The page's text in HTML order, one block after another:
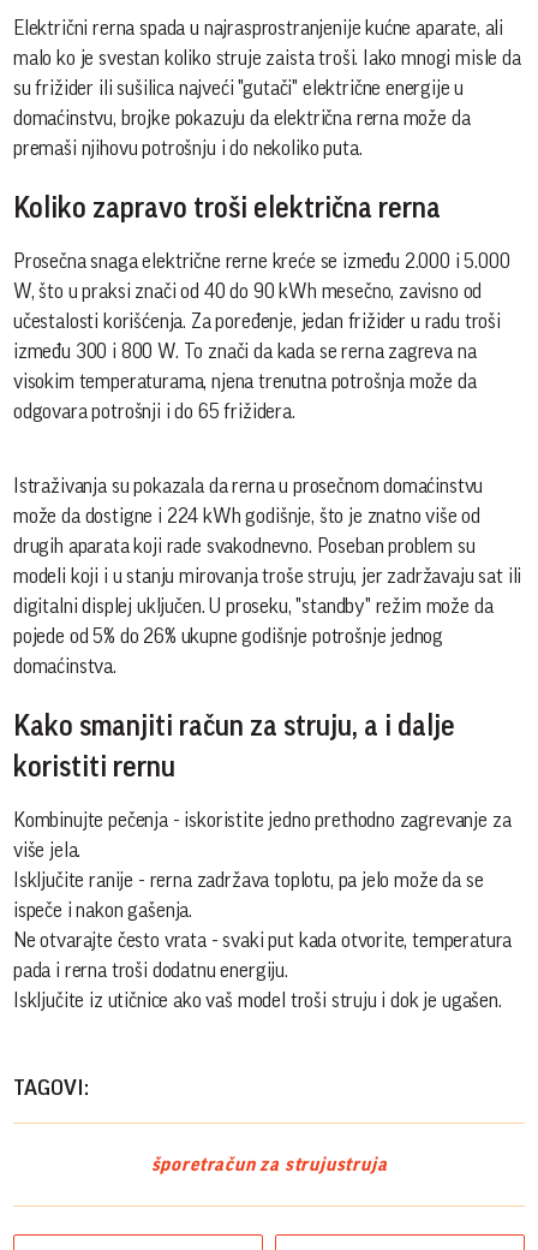
Električni rerna spada u najrasprostranjenije kućne aparate, ali
malo ko je svestan koliko struje zaista troši. Iako mnogi misle da
su frižider ili sušilica najveći "gutači" električne energije u
domaćinstvu, brojke pokazuju da električna rerna može da
premaši njihovu potrošnju i do nekoliko puta.
Koliko zapravo troši električna rerna
Prosečna snaga električne rerne kreće se između 2.000 i 5.000
W, što u praksi znači od 40 do 90 kWh mesečno, zavisno od
učestalosti korišćenja. Za poređenje, jedan frižider u radu troši
između 300 i 800 W. To znači da kada se rerna zagreva na
visokim temperaturama, njena trenutna potrošnja može da
odgovara potrošnji i do 65 frižidera.
Istraživanja su pokazala da rerna u prosečnom domaćinstvu
može da dostigne i 224 kWh godišnje, što je znatno više od
drugih aparata koji rade svakodnevno. Poseban problem su
modeli koji i u stanju mirovanja troše struju, jer zadržavaju sat ili
digitalni displej uključen. U proseku, "standby" režim može da
pojede od 5% do 26% ukupne godišnje potrošnje jednog
domaćinstva.
Kako smanjiti račun za struju, a i dalje
koristiti rernu
Kombinujte pečenja - iskoristite jedno prethodno zagrevanje za
više jela.
Isključite ranije - rerna zadržava toplotu, pa jelo može da se
ispeče i nakon gašenja.
Ne otvarajte često vrata - svaki put kada otvorite, temperatura
pada i rerna troši dodatnu energiju.
Isključite iz utičnice ako vaš model troši struju i dok je ugašen.
TAGOVI:
šporetračun za strujustruja